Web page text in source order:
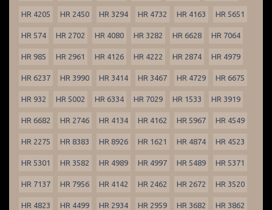
HR 4205 HR 2450 HR 3294 HR 4732 HR 4163 HR 5651
HR 574 HR 2702 HR 4080 HR 3282 HR 6628 HR 7064
HR 985 HR 2961 HR 4126 HR 4222 HR 2874 HR 4979
HR 6237 HR 3990 HR 3414 HR 3467 HR 4729 HR 6675
HR 932 HR 5002 HR 6334 HR 7029 HR 1533 HR 3919
HR 6682 HR 2746 HR 4134 HR 4162 HR 5967 HR 4549
HR 2275 HR 8383 HR 8926 HR 1621 HR 4874 HR 4523
HR 5301 HR 3582 HR 4989 HR 4997 HR 5489 HR 5371
HR 7137 HR 7956 HR 4142 HR 2462 HR 2672 HR 3520
HR 4823 HR 4499 HR 2934 HR 2959 HR 3682 HR 3862